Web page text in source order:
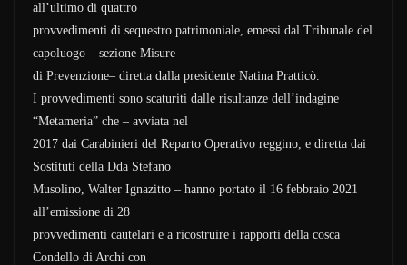
all’ultimo di quattro
provvedimenti di sequestro patrimoniale, emessi dal Tribunale del
capoluogo – sezione Misure
di Prevenzione– diretta dalla presidente Natina Pratticò.
I provvedimenti sono scaturiti dalle risultanze dell’indagine
“Metameria” che – avviata nel
2017 dai Carabinieri del Reparto Operativo reggino, e diretta dai
Sostituti della Dda Stefano
Musolino, Walter Ignazitto – hanno portato il 16 febbraio 2021
all’emissione di 28
provvedimenti cautelari e a ricostruire i rapporti della cosca
Condello di Archi con